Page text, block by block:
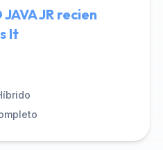
JR recien
It